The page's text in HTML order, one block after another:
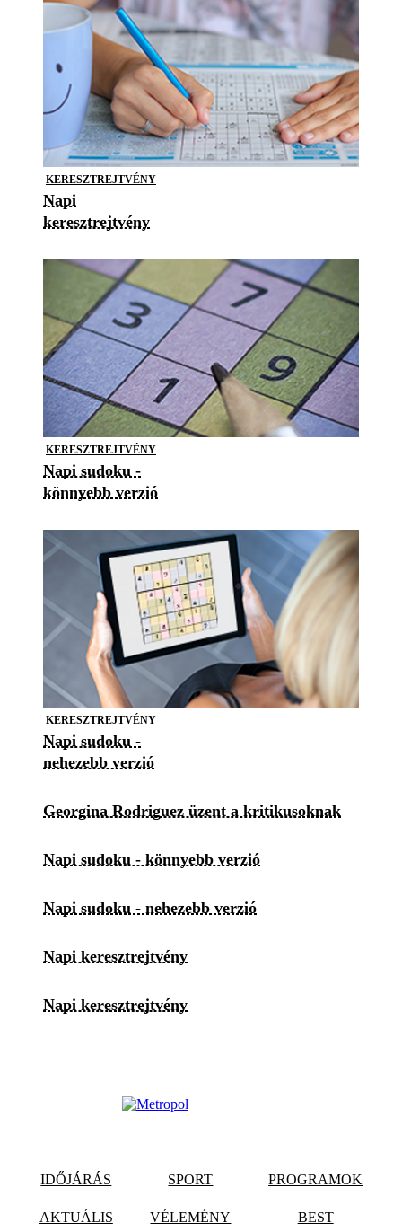
KERESZTREJTVÉNY
Napi
keresztrejtvény
KERESZTREJTVÉNY
Napi sudoku -
könnyebb verzió
KERESZTREJTVÉNY
Napi sudoku -
nehezebb verzió
Georgina Rodriguez üzent a kritikusoknak
Napi sudoku - könnyebb verzió
Napi sudoku - nehezebb verzió
Napi keresztrejtvény
Napi keresztrejtvény
IDŐJÁRÁS SPORT PROGRAMOK
AKTUÁLIS VÉLEMÉNY BEST